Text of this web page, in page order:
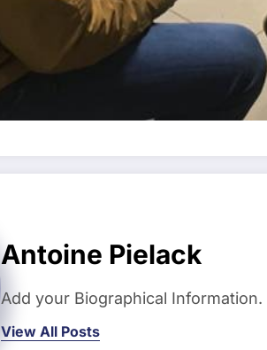
Antoine Pielack
Add your Biographical Information.
View All Posts